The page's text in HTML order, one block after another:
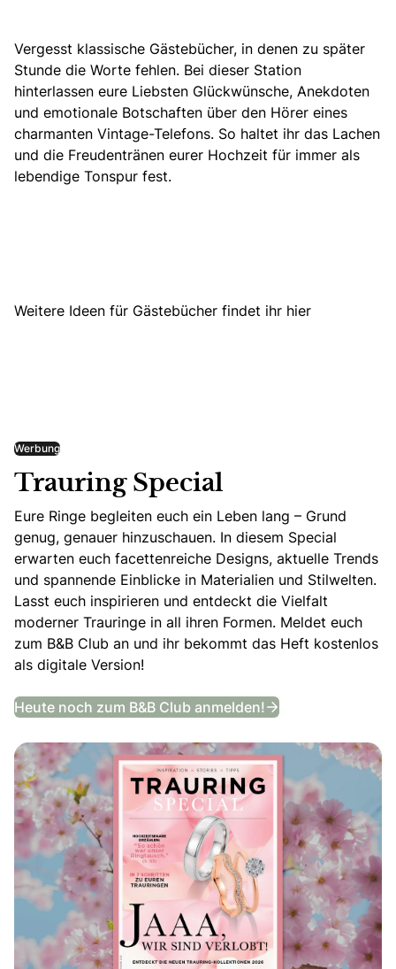
Vergesst klassische Gästebücher, in denen zu später
Stunde die Worte fehlen. Bei dieser Station
hinterlassen eure Liebsten Glückwünsche, Anekdoten
und emotionale Botschaften über den Hörer eines
charmanten Vintage-Telefons. So haltet ihr das Lachen
und die Freudentränen eurer Hochzeit für immer als
lebendige Tonspur fest.
Weitere Ideen für Gästebücher findet ihr hier
Werbung
Trauring Special
Eure Ringe begleiten euch ein Leben lang – Grund
genug, genauer hinzuschauen. In diesem Special
erwarten euch facettenreiche Designs, aktuelle Trends
und spannende Einblicke in Materialien und Stilwelten.
Lasst euch inspirieren und entdeckt die Vielfalt
moderner Trauringe in all ihren Formen. Meldet euch
zum B&B Club an und ihr bekommt das Heft kostenlos
als digitale Version!
Heute noch zum B&B Club anmelden! Trauring Special